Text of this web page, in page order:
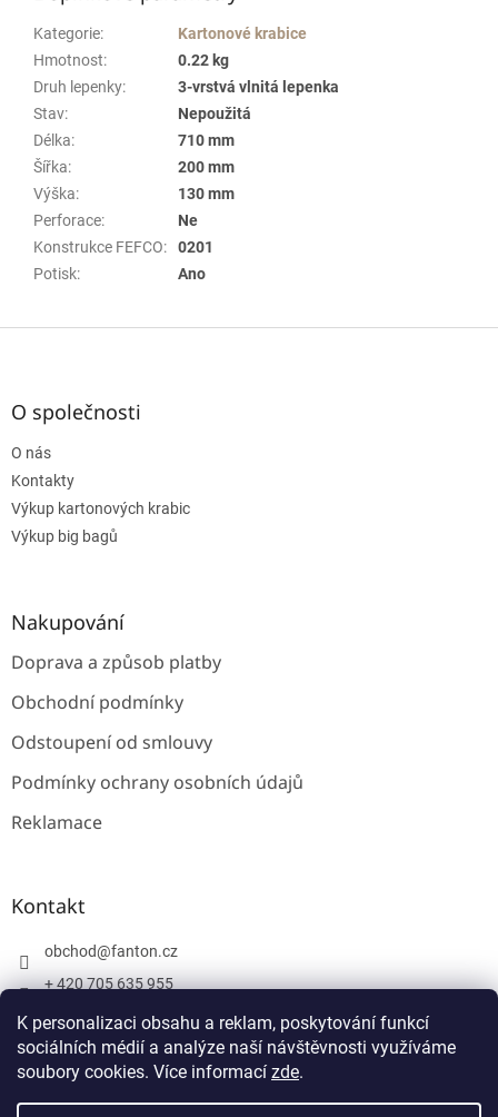
K personalizaci obsahu a reklam, poskytování funkcí
sociálních médií a analýze naší návštěvnosti využíváme
soubory cookies. Více informací zde.
Kategorie:
Kartonové krabice
Hmotnost:
0.22 kg
Druh lepenky:
3-vrstvá vlnitá lepenka
Stav:
Nepoužitá
Délka:
710 mm
Šířka:
200 mm
Výška:
130 mm
Perforace:
Ne
Konstrukce FEFCO:
0201
Potisk: Ano
Z
O společnosti
O nás
Kontakty
Výkup kartonových krabic
Výkup big bagů
Nakupování
Doprava a způsob platby
Obchodní podmínky
Odstoupení od smlouvy
Podmínky ochrany osobních údajů
Reklamace
Kontakt
obchod@fanton.cz
+ 420 705 635 955
+ 420 705 635 951